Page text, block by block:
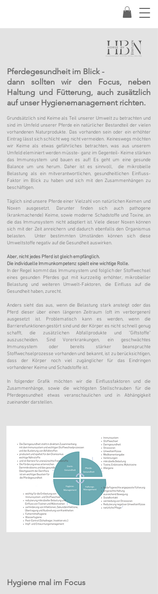
Pferdegesundheit im Blick -
​dann sollten wir den Focus, neben
Haltung und Fütterung, auch zusätzlich
auf unser Hygienemanagement richten.
Grundsätzlich sind Keime als Teil unserer Umwelt zu betrachten und
sind im Umfeld unserer Pferde ein natürlicher Bestandteil der vielen
vorhandenen Naturprodukte. Das vorhanden sein oder ein erhöhter
Eintrag lässt sich schlicht weg nicht vermeiden. Keineswegs möchten
wir Keime als etwas gefährliches betrachten, was aus unserem
Umfeld eleminiert werden müsste- ganz im Gegenteil- Keime stärken
das Immunsystem und bauen es auf! Es geht um eine gesunde
Balance um uns herum. Daher ist es sinnvoll, die mikrobielle
Belastung als ein mitverantwortlichen, gesundheitlichen Einfluss-
Faktor im Blick zu haben und sich mit den Zusammenhängen zu
beschäftigen.
Täglich sind unsere Pferde einer Vielzahl von natürlichen Keimen und
Noxen ausgesetzt. Darunter finden sich auch pathogene
(krankmachende) Keime, sowie moderne Schadstoffe und Toxine, an
die das Immunsystem nicht adaptiert ist. Viele dieser Noxen können
sich mit der Zeit anreichern unddadurch ebenfalls den Organismus
belasten. Unter bestimmten Umständen können sich diese
Umweltstoffe negativ auf die Gesundheit auswirken.
Aber, nicht jedes Pferd ist gleich empfänglich.
Die individuelle Immunkompetenz spielt eine wichtige Rolle.
In der Regel kommt das Immunsystem und folglich der Stoffwechsel
eines gesunden Pferdes gut mit kurzzeitig erhöhter, mikrobieller
Belastung und weiteren Umwelt-Faktoren, die Einfluss auf die
Gesundheit haben, zurecht.
Anders sieht das aus, wenn die Belastung stark ansteigt oder das
Pferd dieser über einen längeren Zeitraum (oft im verborgenen)
ausgesetzt ist. Problematisch kann es werden, wenn die
Barrierefunktionen gestört sind und der Körper es nicht schnell genug
schafft, die zusätzlichen Abfallprodukte und "Giftstoffe"
auszuscheiden. Sind Vorerkrankungen, ein geschwächtes
Immunsystem oder bereits stärker beanspruchte
Stoffwechselprozesse vorhanden und bekannt, ist zu berücksichtigen,
dass der Körper noch viel zugänglicher für das Eindringen
vorhandener Keime und Schadstoffe ist.
In folgender Grafik möchten wir die Einflussfaktoren und die
Zusammenhänge, sowie die wichtigsten Stellschrauben für die
Pferdegesundheit etwas veranschaulichen und in Abhängigkeit
zueinander darstellen.
Hygiene mal im Focus